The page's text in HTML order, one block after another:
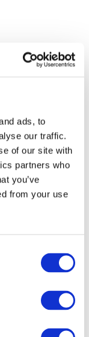
ads, to
our traffic.
of our site with
partners who
you’ve
from your use